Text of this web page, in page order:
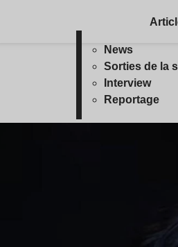
News
Sorties de la
Interview
Reportage